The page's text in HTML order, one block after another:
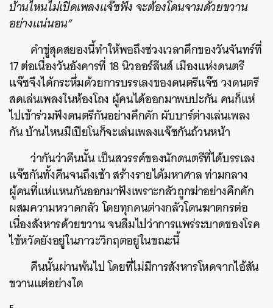
บ้านไหนไม่เปิดเพลงแจ๊ซฟัง จะต้องโดนจามด้วยขวาน
อย่างแน่นอน”
คำขู่สุดสยองนี้ทำให้พอถึงช่วงเวลาดึกของวันจันทร์ที่
17 ต่อเนื่องวันอังคารที่ 18 นิวออร์ลีนส์ เมืองแห่งดนตรี
แจ๊ซจึงได้กระหึ่มด้วยการบรรเลงของดนตรีแจ๊ซ วงดนตรี
สดเล่นเพลงในห้องโถง ผู้คนได้ออกมาพบปะกัน คนก็แห่
ไปเข้าร่วมฟังดนตรีกันอย่างคึกคัก ผับบาร์ต่างเล่นเพลง
กัน บ้านไหนมีเปียโนก็จะเล่นเพลงแจ๊ซกันถ้วนหน้า
ว่ากันว่าคืนนั้น เป็นสวรรค์ของนักดนตรีที่ได้บรรเลง
แจ๊ซกันทั้งคืนจนถึงเช้า สร้างรายได้มหาศาล ท่ามกลาง
ผู้คนที่แห่แหนกันออกมาฟังเพราะกลัวถูกฆ่าอย่างคึกคัก
ผสมความหวาดกลัว โดยทุกคนต่างกลัวโดนฆาตกรต่อ
เนื่องสังหารด้วยขวาน จนลืมไปว่าการแพร่ระบาดของโรค
ไข้หวัดยังอยู่ในภาวะวิกฤตอยู่ในขณะนี้
คืนนั้นผ่านพ้นไป โดยที่ไม่มีการสังหารโหดจากไอ้สัน
ขวานแต่อย่างใด